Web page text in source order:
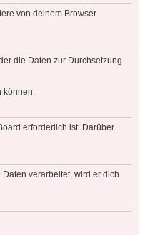
von deinem Browser
die Daten zur Durchsetzung
erforderlich ist. Darüber
verarbeitet, wird er dich